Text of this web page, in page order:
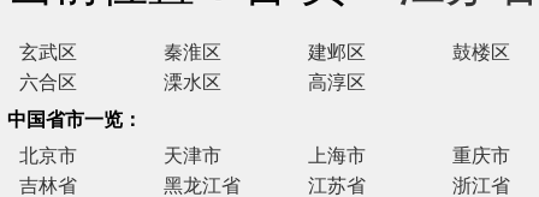
玄武区 秦淮区 建邺区
鼓楼区
六合区
溧水区
高淳区
中国省市一览：
北京市
天津市 上海市
重庆市
吉林省
黑龙江省 江苏省
浙江省